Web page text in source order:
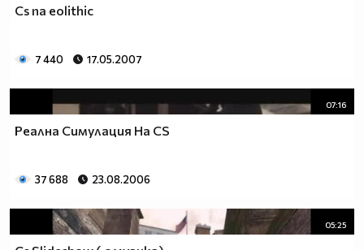
Cs na eolithic
7 440 17.05.2007
07:16
Реална Симулация На CS
37 688 23.08.2006
05:25